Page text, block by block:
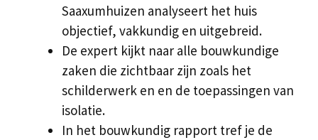
Saaxumhuizen analyseert het huis
objectief, vakkundig en uitgebreid.
De expert kijkt naar alle bouwkundige
zaken die zichtbaar zijn zoals het
schilderwerk en en de toepassingen van
isolatie.
In het bouwkundig rapport tref je de